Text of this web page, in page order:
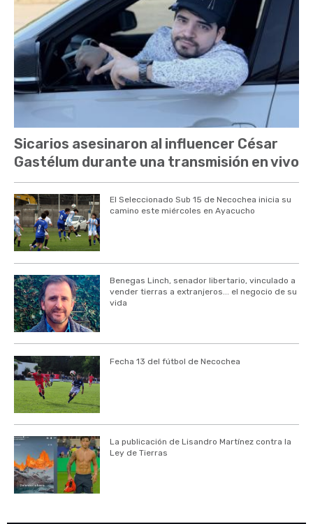
Sicarios asesinaron al influencer César
Gastélum durante una transmisión en vivo
El Seleccionado Sub 15 de Necochea inicia su
camino este miércoles en Ayacucho
Benegas Linch, senador libertario, vinculado a
vender tierras a extranjeros... el negocio de su
vida
Fecha 13 del fútbol de Necochea
La publicación de Lisandro Martínez contra la
Ley de Tierras